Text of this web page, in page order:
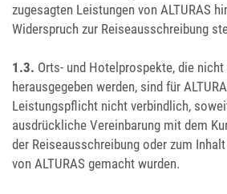
zugesagten Leistungen von ALTURAS
Widerspruch zur Reiseausschreibung
1.3. Orts- und Hotelprospekte, die nicht
herausgegeben werden, sind für
Leistungspflicht nicht verbindlich,
ausdrückliche Vereinbarung mit dem
der Reiseausschreibung oder zum
von ALTURAS gemacht wurden.